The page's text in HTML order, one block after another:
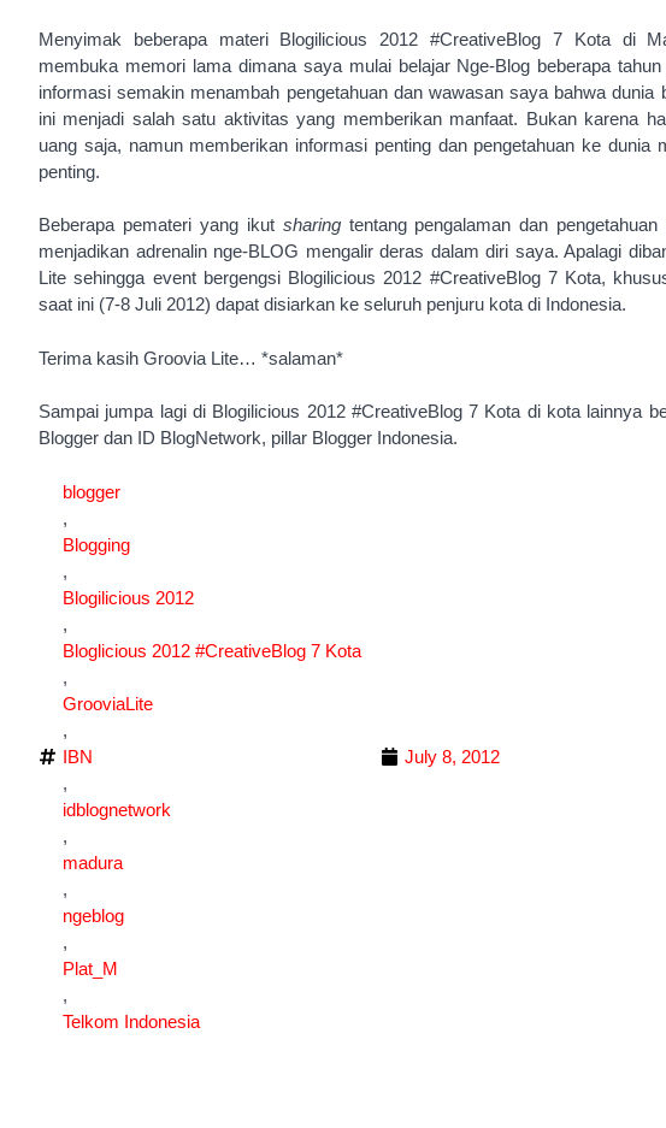
Menyimak beberapa materi Blogilicious 2012 #CreativeBlog 7 Kota di
membuka memori lama dimana saya mulai belajar Nge-Blog beberapa
informasi semakin menambah pengetahuan dan wawasan saya bahwa dunia
ini menjadi salah satu aktivitas yang memberikan manfaat. Bukan karena
uang saja, namun memberikan informasi penting dan pengetahuan ke dunia
penting.
Beberapa pemateri yang ikut sharing tentang pengalaman dan
menjadikan adrenalin nge-BLOG mengalir deras dalam diri saya. Apalagi
Lite sehingga event bergengsi Blogilicious 2012 #CreativeBlog 7 Kota,
saat ini (7-8 Juli 2012) dapat disiarkan ke seluruh penjuru kota di Indonesia.
Terima kasih Groovia Lite… *salaman*
Sampai jumpa lagi di Blogilicious 2012 #CreativeBlog 7 Kota di kota lainnya
Blogger dan ID BlogNetwork, pillar Blogger Indonesia.
blogger
,
Blogging
,
Blogilicious 2012
,
Bloglicious 2012 #CreativeBlog 7 Kota
,
GrooviaLite
,
IBN
,
idblognetwork
,
madura
,
ngeblog
,
Plat_M
,
Telkom Indonesia
July 8, 2012